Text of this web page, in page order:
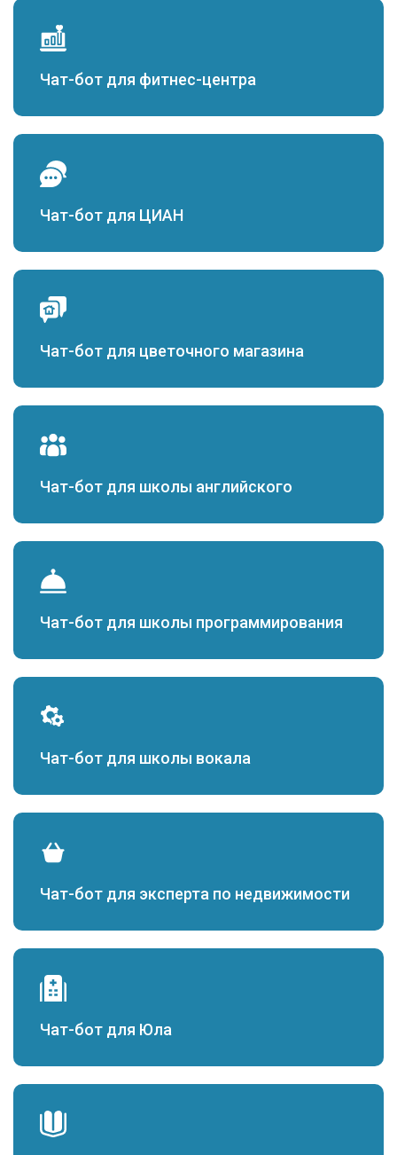
Чат-бот для фитнес-центра
Чат-бот для ЦИАН
Чат-бот для цветочного магазина
Чат-бот для школы английского
Чат-бот для школы программирования
Чат-бот для школы вокала
Чат-бот для эксперта по недвижимости
Чат-бот для Юла